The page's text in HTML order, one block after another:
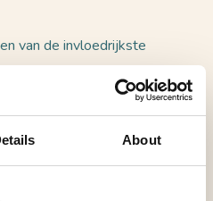
About
van de invloedrijkste
een van de invloedrijkste
en nog altijd razend
het stuk op de
De Noorse